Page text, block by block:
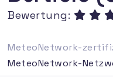
Bewertung:
MeteoNetwork-
MeteoNetwork-